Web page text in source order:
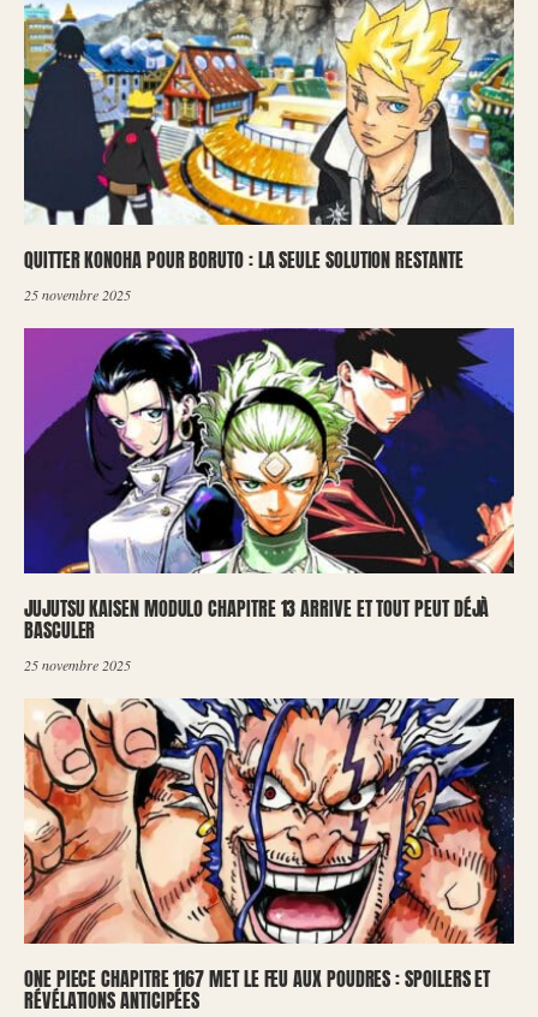
QUITTER KONOHA POUR BORUTO : LA SEULE SOLUTION RESTANTE
25 novembre 2025
JUJUTSU KAISEN MODULO CHAPITRE 13 ARRIVE ET TOUT PEUT DÉJÀ
BASCULER
25 novembre 2025
ONE PIECE CHAPITRE 1167 MET LE FEU AUX POUDRES : SPOILERS ET
RÉVÉLATIONS ANTICIPÉES